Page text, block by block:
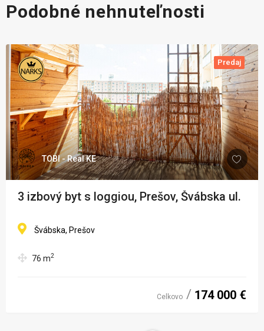
Podobné nehnuteľnosti
Predaj
TOBI - Real KE
3 izbový byt s loggiou, Prešov, Švábska ul.
Švábska, Prešov
76 m2
Celkovo 174 000 €